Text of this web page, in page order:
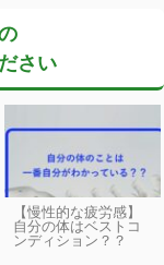
さい
【慢性的な疲労感】
自分の体はベストコ
ンディション？？